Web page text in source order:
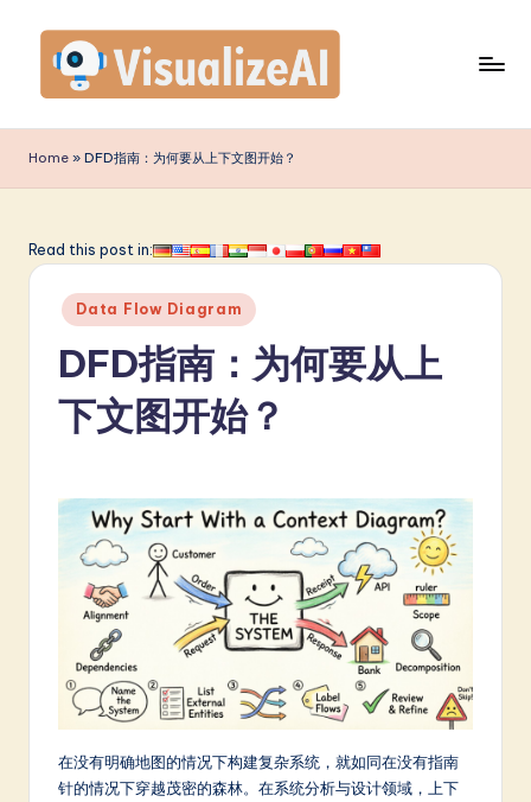
content
is
u
li
A
C
Home » DFD指南：为何要从上下文图开始？
Read this post in:
Posted
in
Data Flow Diagram
DFD指南：为何要从上
下文图开始？
在没有明确地图的情况下构建复杂系统，就如同在没有指南
针的情况下穿越茂密的森林。在系统分析与设计领域，上下